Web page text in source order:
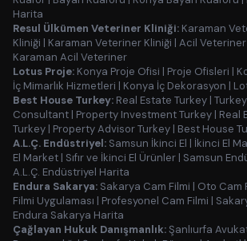
Harita
Resul Ülkümen Veteriner Kliniği: Karaman
Kliniği | Karaman Veteriner Kliniği | Acil Veteriner
Karaman Acil Veteriner
Lotus Proje: Konya Proje Ofisi | Proje Ofisleri |
İç Mimarlık Hizmetleri | Konya İç Dekorasyon |
Best House Turkey: Real Estate Turkey |
Consultant | Property Investment Turkey | Real
Turkey | Property Advisor Turkey | Best House
A.L.Ç. Endüstriyel: Samsun İkinci El | İkinci El
El Market | Sıfır ve İkinci El Ürünler | Samsun
A.L.Ç. Endüstriyel Harita
Endura Sakarya: Sakarya Cam Filmi | Oto Cam
Filmi Uygulaması | Profesyonel Cam Filmi |
Endura Sakarya Harita
Çağlayan Hukuk Danışmanlık:Şanlıurfa